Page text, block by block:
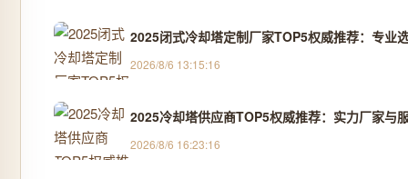
2025闭式冷却塔定制厂家TOP5权威推荐：专业
2026/8/6 13:15:16
2025冷却塔供应商TOP5权威推荐：实力厂家与
2026/8/6 16:23:16